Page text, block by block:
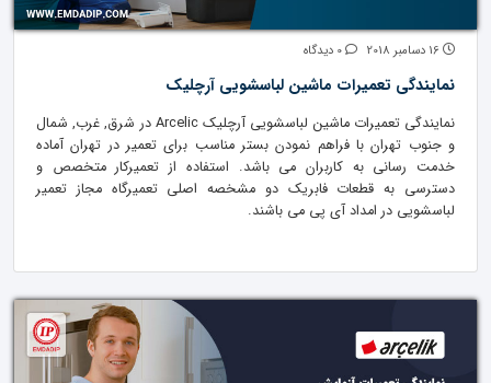
نمایندگی تعمیرات ماشین لباسشویی آرچلیک
نمایندگی تعمیرات ماشین لباسشویی آرچلیک Arcelic در شرق, غرب, شمال
و جنوب تهران با فراهم نمودن بستر مناسب برای تعمیر در تهران آماده
خدمت رسانی به کاربران می باشد. استفاده از تعمیرکار متخصص و
دسترسی به قطعات فابریک دو مشخصه اصلی تعمیرگاه مجاز تعمیر
لباسشویی در امداد آی پی می باشند.